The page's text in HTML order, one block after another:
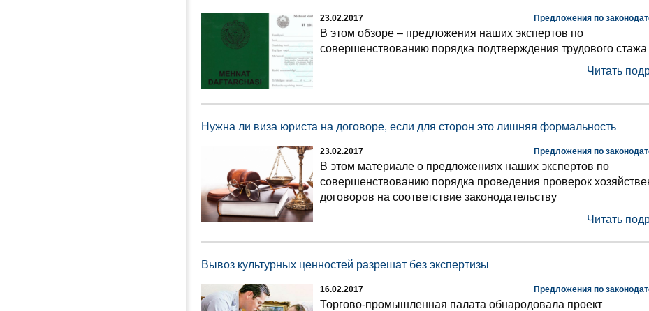
23.02.2017 Предложения по
В этом обзоре – предложения наших экспертов по
совершенствованию порядка подтверждения трудового стажа
Читать
Нужна ли виза юриста на договоре, если для сторон это лишняя формальность
23.02.2017 Предложения по
В этом материале о предложениях наших экспертов по
совершенствованию порядка проведения проверок
договоров на соответствие законодательству
Читать
Вывоз культурных ценностей разрешат без экспертизы
16.02.2017 Предложения по
Торгово-промышленная палата обнародовала проект